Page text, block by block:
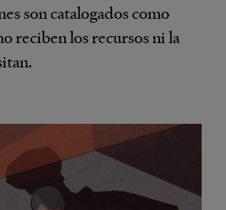
son catalogados como
reciben los recursos ni la